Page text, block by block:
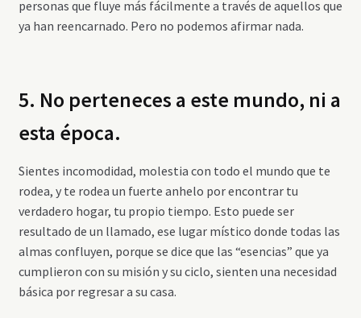
personas que fluye más fácilmente a través de aquellos que
ya han reencarnado. Pero no podemos afirmar nada.
5. No perteneces a este mundo, ni a
esta época.
Sientes incomodidad, molestia con todo el mundo que te
rodea, y te rodea un fuerte anhelo por encontrar tu
verdadero hogar, tu propio tiempo. Esto puede ser
resultado de un llamado, ese lugar místico donde todas las
almas confluyen, porque se dice que las “esencias” que ya
cumplieron con su misión y su ciclo, sienten una necesidad
básica por regresar a su casa.